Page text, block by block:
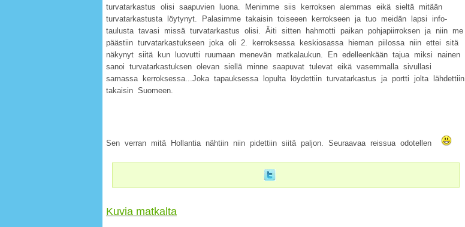
turvatarkastus olisi saapuvien luona. Menimme siis kerroksen alemmas eikä sieltä mitään
turvatarkastusta löytynyt. Palasimme takaisin toiseeen kerrokseen ja tuo meidän lapsi info-
taulusta tavasi missä turvatarkastus olisi. Äiti sitten hahmotti paikan pohjapiirroksen ja niin me
päästiin turvatarkastukseen joka oli 2. kerroksessa keskiosassa hieman piilossa niin ettei sitä
näkynyt siitä kun luovutti ruumaan menevän matkalaukun. En edelleenkään tajua miksi nainen
sanoi turvatarkastuksen olevan siellä minne saapuvat tulevat eikä vasemmalla sivullasi
samassa kerroksessa...Joka tapauksessa lopulta löydettiin turvatarkastus ja portti jolta lähdettiin
takaisin Suomeen.
Sen verran mitä Hollantia nähtiin niin pidettiin siitä paljon. Seuraavaa reissua odotellen
Kuvia matkalta